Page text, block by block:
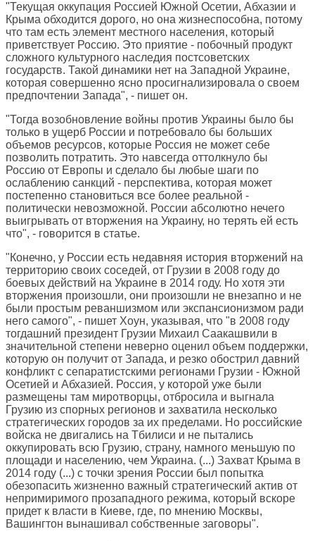
"Текущая оккупация Россией Южной Осетии, Абхазии и
Крыма обходится дорого, но она жизнеспособна, потому
что там есть элемент местного населения, который
приветствует Россию. Это приятие - побочный продукт
сложного культурного наследия постсоветских
государств. Такой динамики нет на Западной Украине,
которая совершенно ясно просигнализировала о своем
предпочтении Запада", - пишет он.
"Тогда возобновление войны против Украины было бы
только в ущерб России и потребовало бы больших
объемов ресурсов, которые Россия не может себе
позволить потратить. Это навсегда оттолкнуло бы
Россию от Европы и сделало бы любые шаги по
ослаблению санкций - перспектива, которая может
постепенно становиться все более реальной -
политически невозможной. России абсолютно нечего
выигрывать от вторжения на Украину, но терять ей есть
что", - говорится в статье.
"Конечно, у России есть недавняя история вторжений на
территорию своих соседей, от Грузии в 2008 году до
боевых действий на Украине в 2014 году. Но хотя эти
вторжения произошли, они произошли не внезапно и не
были простым реваншизмом или экспансионизмом ради
него самого", - пишет Хоун, указывая, что "в 2008 году
тогдашний президент Грузии Михаил Саакашвили в
значительной степени неверно оценил объем поддержки,
которую он получит от Запада, и резко обострил давний
конфликт с сепаратистскими регионами Грузии - Южной
Осетией и Абхазией. Россия, у которой уже были
размещены там миротворцы, отбросила и выгнала
Грузию из спорных регионов и захватила несколько
стратегических городов за их пределами. Но российские
войска не двигались на Тбилиси и не пытались
оккупировать всю Грузию, страну, намного меньшую по
площади и населению, чем Украина. (...) Захват Крыма в
2014 году (...) с точки зрения России был попытка
обезопасить жизненно важный стратегический актив от
непримиримого прозападного режима, который вскоре
придет к власти в Киеве, где, по мнению Москвы,
Вашингтон вынашивал собственные заговоры".